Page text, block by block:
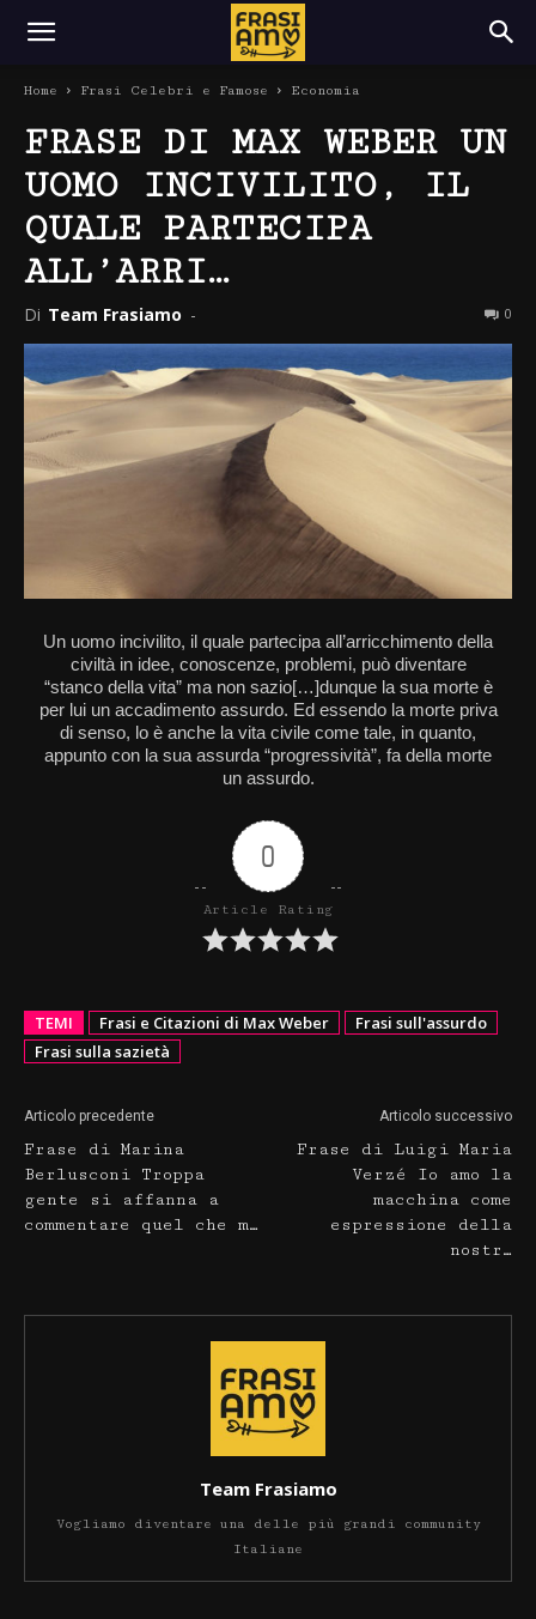
Home Frasi Celebri e Famose Economia
FRASE DI MAX WEBER UN
UOMO INCIVILITO, IL
QUALE PARTECIPA
ALL’ARRI…
Di Team Frasiamo - 0
Un uomo incivilito, il quale partecipa all’arricchimento della
civiltà in idee, conoscenze, problemi, può diventare
“stanco della vita” ma non sazio[…]dunque la sua morte è
per lui un accadimento assurdo. Ed essendo la morte priva
di senso, lo è anche la vita civile come tale, in quanto,
appunto con la sua assurda “progressività”, fa della morte
un assurdo.
0
Article Rating
TEMI Frasi e Citazioni di Max Weber
Frasi sull'assurdo
Frasi sulla sazietà
Articolo precedente
Frase di Marina
Berlusconi Troppa
gente si affanna a
commentare quel che m…
Articolo successivo
Frase di Luigi Maria
Verzé Io amo la
macchina come
espressione della
nostr…
Team Frasiamo
Vogliamo diventare una delle più grandi community
Italiane